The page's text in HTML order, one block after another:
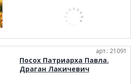
арт.: 21091
Посох Патриарха Павла.
Драган Лакичевич